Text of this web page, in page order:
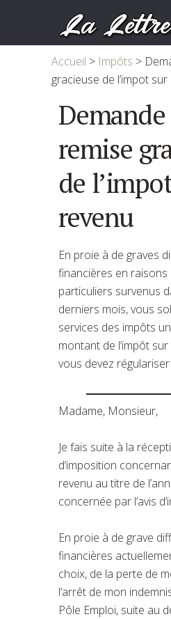
Accueil > Impôts >
gracieuse de l’impot
remise
de
revenu
En proie à de graves
financières en raisons
particuliers survenus
derniers mois, vous
services des impôts
montant de l’impôt
vous devez régulariser
Madame, Monsieur,
Je fais suite à la
d’imposition
revenu au titre de
concernée par l’avis
En proie à de grave
financières
choix, de la perte de
l’arrêt de mon
Pôle Emploi, suite au